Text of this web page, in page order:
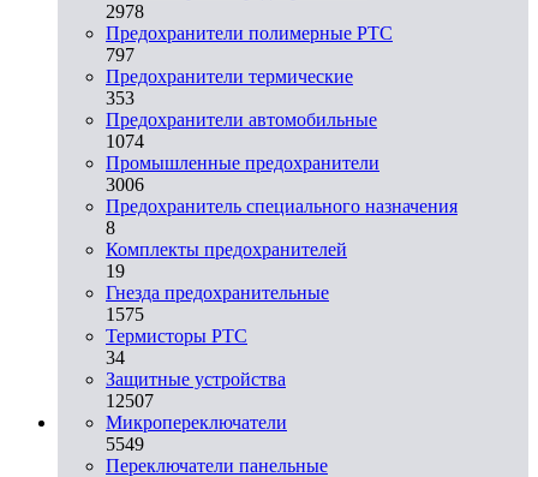
2978
Предохранители полимерные PTC
797
Предохранители термические
353
Предохранители автомобильные
1074
Промышленные предохранители
3006
Предохранитель специального назначения
8
Комплекты предохранителей
19
Гнезда предохранительные
1575
Термисторы PTC
34
Защитные устройства
12507
Микропереключатели
5549
Переключатели панельные